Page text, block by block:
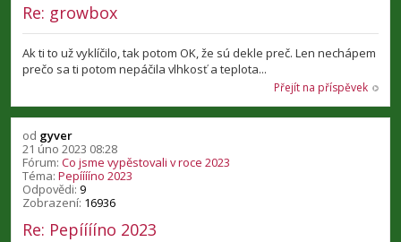
Re: growbox
Ak ti to už vyklíčilo, tak potom OK, že sú dekle preč. Len nechápem
prečo sa ti potom nepáčila vlhkosť a teplota...
Přejít na příspěvek
od gyver
21 úno 2023 08:28
Fórum: Co jsme vypěstovali v roce 2023
Téma: Pepííííno 2023
Odpovědi: 9
Zobrazení: 16936
Re: Pepííííno 2023